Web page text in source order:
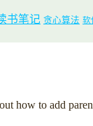
书笔记 贪心算法 软
how to add